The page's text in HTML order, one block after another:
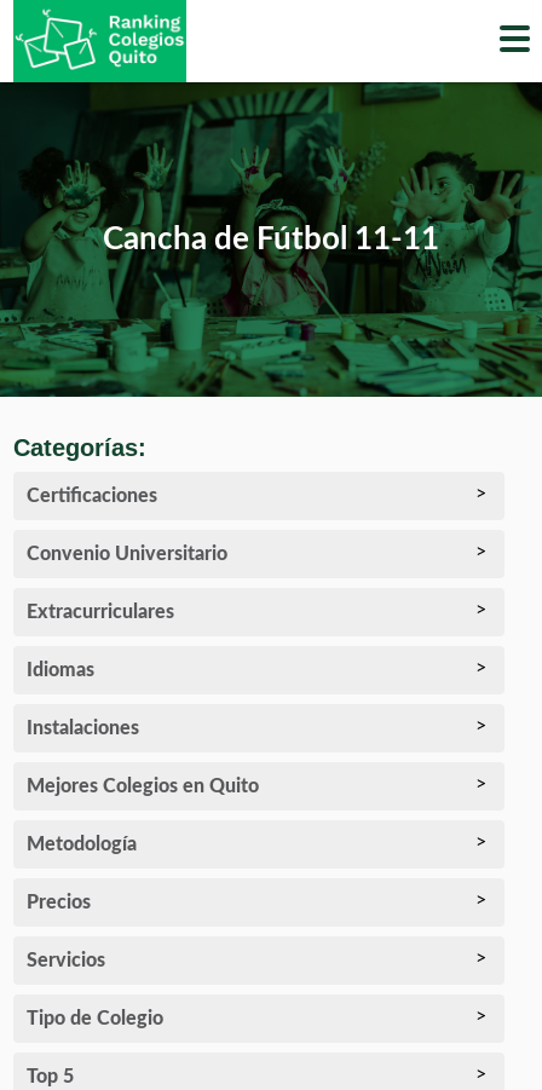
to
content
Cancha de Fútbol 11-11
Categorías:
Certificaciones
Convenio Universitario
Extracurriculares
Idiomas
Instalaciones
Mejores Colegios en Quito
Metodología
Precios
Servicios
Tipo de Colegio
Top 5